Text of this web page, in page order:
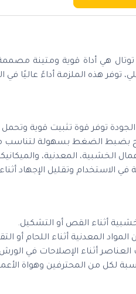
هي أداة قوية ومتينة مصممة
توفر هذه الملزمة أداءً عاليًا في
توفر قوة تثبيت قوية وتحمل
بضبط الضغط بسهولة لتناسب
الخشبية، المعدنية،
الاستخدام وتقليل الإجهاد
أثناء القص أو التشكيل.
المواد المعدنية أثناء اللحام أو
العناصر أثناء الإصلاحات في
لكل من المحترفين وهواة